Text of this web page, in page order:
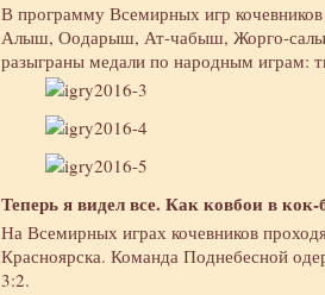
В программу Всемирных игр
Алыш, Оодарыш, Ат-чабыш, Жорго-
разыграны медали по народным играм:
Теперь я видел все. Как ковбои в кок-
На Всемирных играх кочевников
Красноярска. Команда Поднебесной
3:2.